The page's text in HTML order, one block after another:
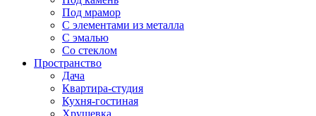
Под мрамор
С элементами из металла
С эмалью
Со стеклом
Пространство
Дача
Квартира-студия
Кухня-гостиная
Хрущевка